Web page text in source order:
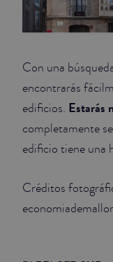
Con una
encontrarás
edificios. Estarás
completamente
edificio tiene una
Créditos